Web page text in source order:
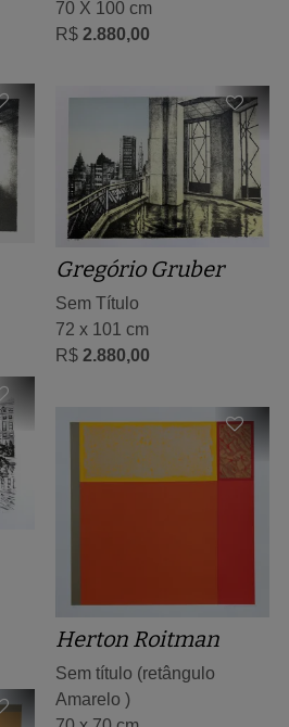
70 X 100 cm
R$ 2.880,00
Gregório Gruber
Sem Título
72 x 101 cm
R$ 2.880,00
Herton Roitman
Sem título (retângulo
Amarelo )